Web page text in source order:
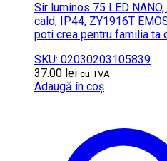
Sir luminos 75 LED
cald, IP44, ZY1916T
poti crea pentru familia ta
SKU: 02030203105839
37.00 lei cu TVA
Adaugă în coș